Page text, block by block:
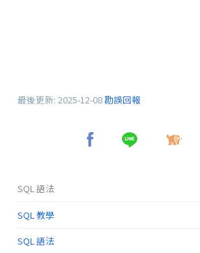
最後更新: 2025-12-08勘誤回報
SQL 語法
SQL 教學
SQL 語法